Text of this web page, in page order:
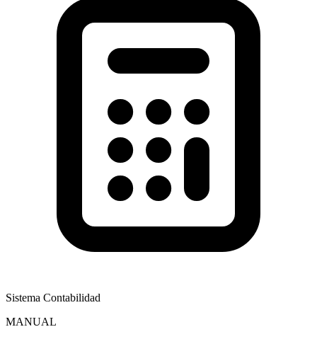
Sistema Contabilidad
MANUAL